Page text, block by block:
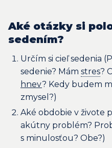
Aké otázky si
sedením?
Určím si cieľ sedenia
sedenie? Mám stres?
hnev? Kedy budem
zmysel?)
Aké obdobie v živote
akútny problém?
s minulosťou? Obe?)